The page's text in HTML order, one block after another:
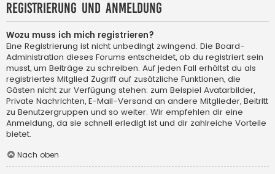
Registrierung und Anmeldung
Wozu muss ich mich registrieren?
Eine Registrierung ist nicht unbedingt zwingend. Die Board-
Administration dieses Forums entscheidet, ob du registriert sein
musst, um Beiträge zu schreiben. Auf jeden Fall erhältst du als
registriertes Mitglied Zugriff auf zusätzliche Funktionen, die
Gästen nicht zur Verfügung stehen: zum Beispiel Avatarbilder,
Private Nachrichten, E-Mail-Versand an andere Mitglieder, Beitritt
zu Benutzergruppen und so weiter. Wir empfehlen dir eine
Anmeldung, da sie schnell erledigt ist und dir zahlreiche Vorteile
bietet.
Nach oben